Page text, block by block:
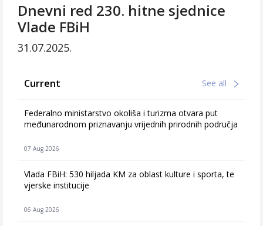
Dnevni red 230. hitne sjednice
Vlade FBiH
31.07.2025.
Current See all
Federalno ministarstvo okoliša i turizma otvara put
međunarodnom priznavanju vrijednih prirodnih područja
07 Aug 2026
Vlada FBiH: 530 hiljada KM za oblast kulture i sporta, te
vjerske institucije
06 Aug 2026